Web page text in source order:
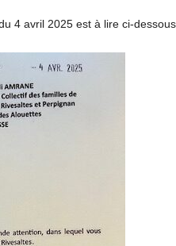
4 avril 2025 est à lire ci-dessous.